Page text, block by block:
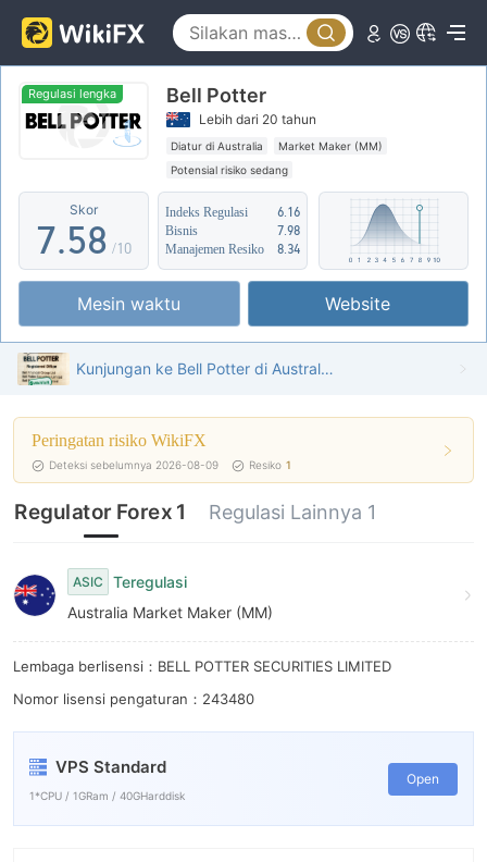
Regulasi lengka Bell Potter
Lebih dari 20 tahun
Diatur di Australia
Market Maker (MM)
Potensial risiko sedang
Skor
2
3
4
6
7
8
9
.
0
1
2
4
5
6
7
8
9
3
4
5
7
8
9
/10
Indeks Regulasi
6.16
Bisnis
7.98
Manajemen Resiko
8.34
Mesin waktu Website
Kunjungan ke Bell Potter di Australia - Kantor Ditemukan
Peringatan risiko WikiFX
Deteksi sebelumnya 2026-08-09 Resiko 1
Regulator Forex 1 Regulasi Lainnya 1
ASIC
Teregulasi
Australia Market Maker (MM)
Lembaga berlisensi：BELL POTTER SECURITIES LIMITED
Nomor lisensi pengaturan：243480
VPS Standard
1*CPU / 1GRam / 40GHarddisk
Open